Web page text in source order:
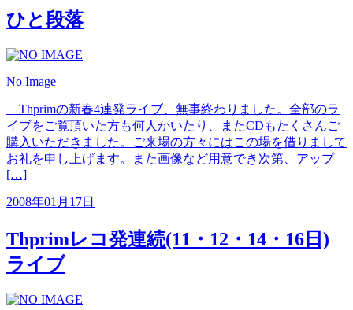
ひと段落
No Image
Thprimの新春4連発ライブ、無事終わりました。全部のラ
イブをご覧頂いた方も何人かいたり、またCDもたくさんご
購入いただきました。ご来場の方々にはこの場を借りまして
お礼を申し上げます。また画像など用意でき次第、アップ
[…]
2008年01月17日
Thprimレコ発連続(11・12・14・16日)
ライブ